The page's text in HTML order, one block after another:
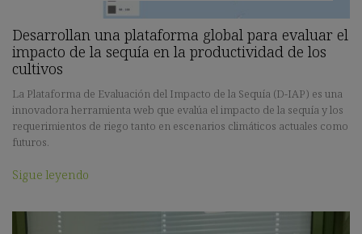
Desarrollan una plataforma global para evaluar el
impacto de la sequía en la productividad de los
cultivos
La Plataforma de Evaluación del Impacto de la Sequía (D-IAP) es una
innovadora herramienta web que evalúa el impacto de la sequía y los
requerimientos de riego tanto en escenarios climáticos actuales como
futuros.
Sigue leyendo